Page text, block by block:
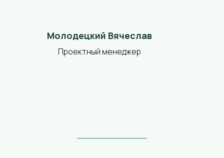
Молодецкий Вячеслав
Проектный менеджер